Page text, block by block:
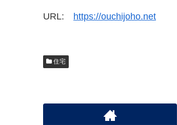
URL: https://ouchijoho.net
住宅